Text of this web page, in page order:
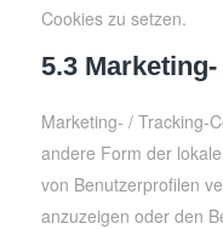
Cookies zu setzen.
5.3
Marketing- / Tracking-
andere Form der
von Benutzerprofilen
anzuzeigen oder den